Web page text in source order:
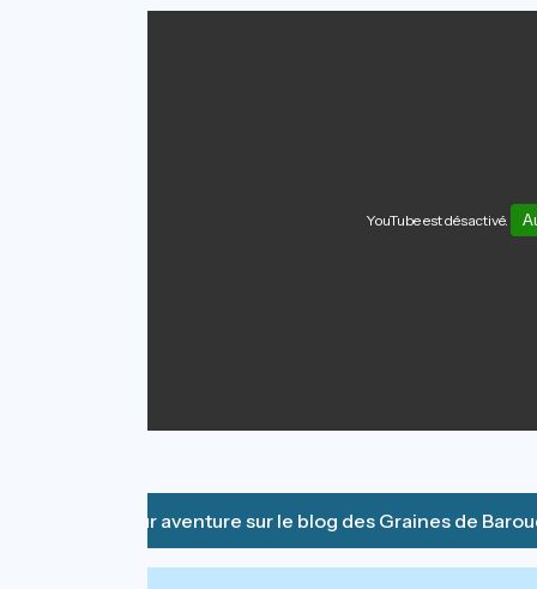
YouTube est désactivé.
Savourez leur aventure sur le blog des Graines de